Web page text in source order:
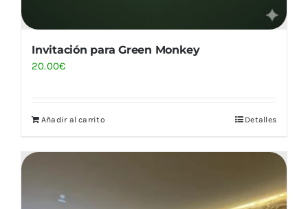
Invitación para Green Monkey
20.00€
Añadir al carrito Detalles